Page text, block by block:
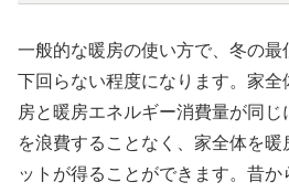
一般的な暖房の使い方で、冬の最
下回らない程度になります。家
房と暖房エネルギー消費量が同
を浪費することなく、家全体を暖
ットが得ることができます。昔